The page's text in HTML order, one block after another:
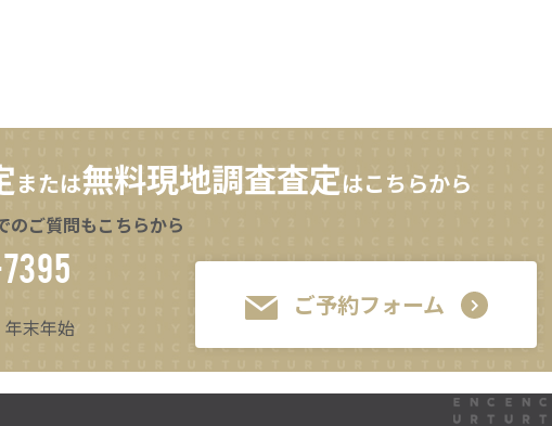
または無料現地調査査定はこちらから
のご質問もこちらから
末年始
ご予約フォーム